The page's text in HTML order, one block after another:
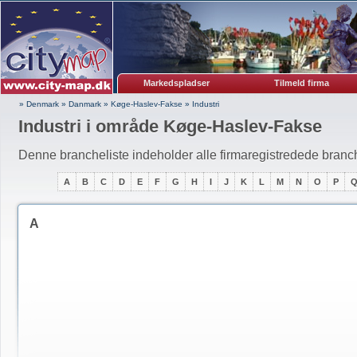
Markedspladser Tilmeld firma
» Denmark » Danmark » Køge-Haslev-Fakse » Industri
Industri i område Køge-Haslev-Fakse
Denne brancheliste indeholder alle firmaregistredede
A B C D E F G H I J K L M N O P Q
A